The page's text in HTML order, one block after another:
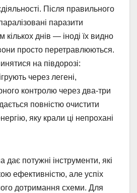
Після правильного
паразити
кількох днів — іноді їх видно
просто перетравлюються.
на півдорозі:
через легені,
контролю через два-три
повністю очистити
яку крали ці непрохані
потужні інструменти, які
ефективністю, але успіх
дотримання схеми. Для